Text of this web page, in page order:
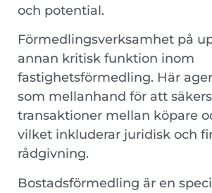
och potential.
Förmedlingsverksamhet på
annan kritisk funktion inom
fastighetsförmedling. Här
som mellanhand för att
transaktioner mellan köpare
vilket inkluderar juridisk och
rådgivning.
Bostadsförmedling är en